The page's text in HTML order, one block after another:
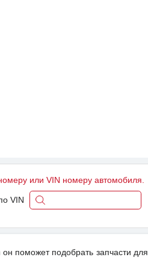
или VIN номеру автомобиля.
VIN
поможет подобрать запчасти для